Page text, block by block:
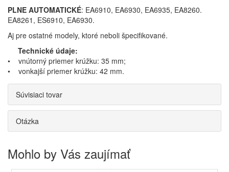
PLNE AUTOMATICKÉ: EA6910, EA6930, EA6935, EA8260.
EA8261, ES6910, EA6930.
Aj pre ostatné modely, ktoré neboli špecifikované.
Technické údaje:
• vnútorný priemer krúžku: 35 mm;
• vonkajší priemer krúžku: 42 mm.
Súvisiaci tovar
Otázka
Mohlo by Vás zaujímať